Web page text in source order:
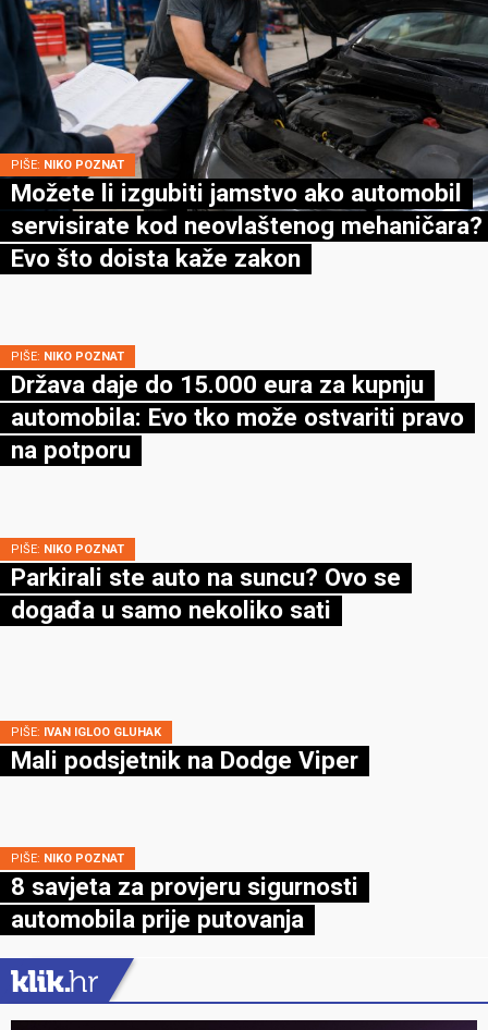
PIŠE: NIKO POZNAT
Možete li izgubiti jamstvo ako automobil
servisirate kod neovlaštenog mehaničara?
Evo što doista kaže zakon
PIŠE: NIKO POZNAT
Država daje do 15.000 eura za kupnju
automobila: Evo tko može ostvariti pravo
na potporu
PIŠE: NIKO POZNAT
Parkirali ste auto na suncu? Ovo se
događa u samo nekoliko sati
PIŠE: IVAN IGLOO GLUHAK
Mali podsjetnik na Dodge Viper
PIŠE: NIKO POZNAT
8 savjeta za provjeru sigurnosti
automobila prije putovanja